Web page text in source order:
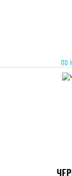
ПО